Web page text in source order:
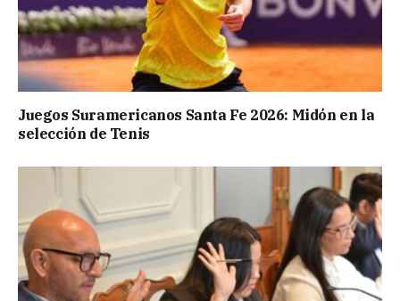
Juegos Suramericanos Santa Fe 2026: Midón en la
selección de Tenis